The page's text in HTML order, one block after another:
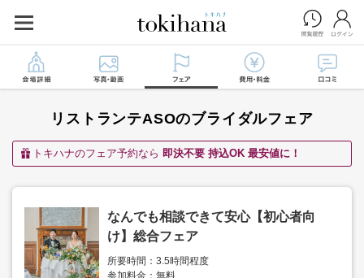
リストランテASOのブライダルフェア
トキハナのフェア予約なら 即決不要 持込OK 最安値に！
なんでも相談できて安心【初心者向
け】総合フェア
所要時間：3.5時間程度